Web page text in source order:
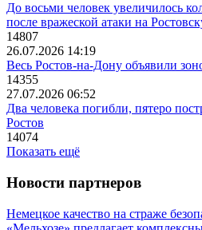
До восьми человек увеличилось
после вражеской атаки на
14807
26.07.2026 14:19
Весь Ростов-на-Дону объявили
14355
27.07.2026 06:52
Два человека погибли, пятеро
Ростов
14074
Показать ещё
Новости партнеров
Немецкое качество на страже